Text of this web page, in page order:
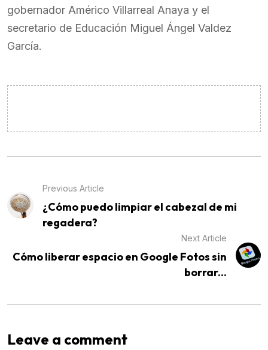
gobernador Américo Villarreal Anaya y el
secretario de Educación Miguel Ángel Valdez
García.
Previous Article
¿Cómo puedo limpiar el cabezal de mi
regadera?
Next Article
Cómo liberar espacio en Google Fotos sin
borrar...
Leave a comment